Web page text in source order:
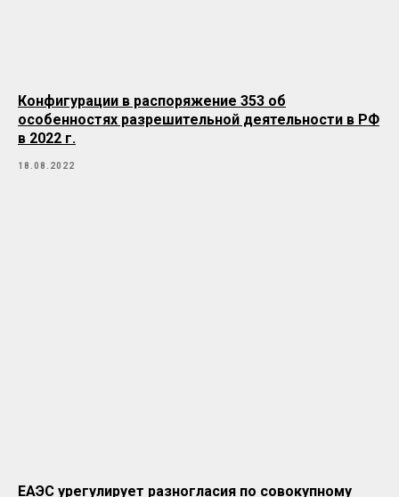
Конфигурации в распоряжение 353 об
особенностях разрешительной деятельности в РФ
в 2022 г.
18.08.2022
ЕАЭС урегулирует разногласия по совокупному